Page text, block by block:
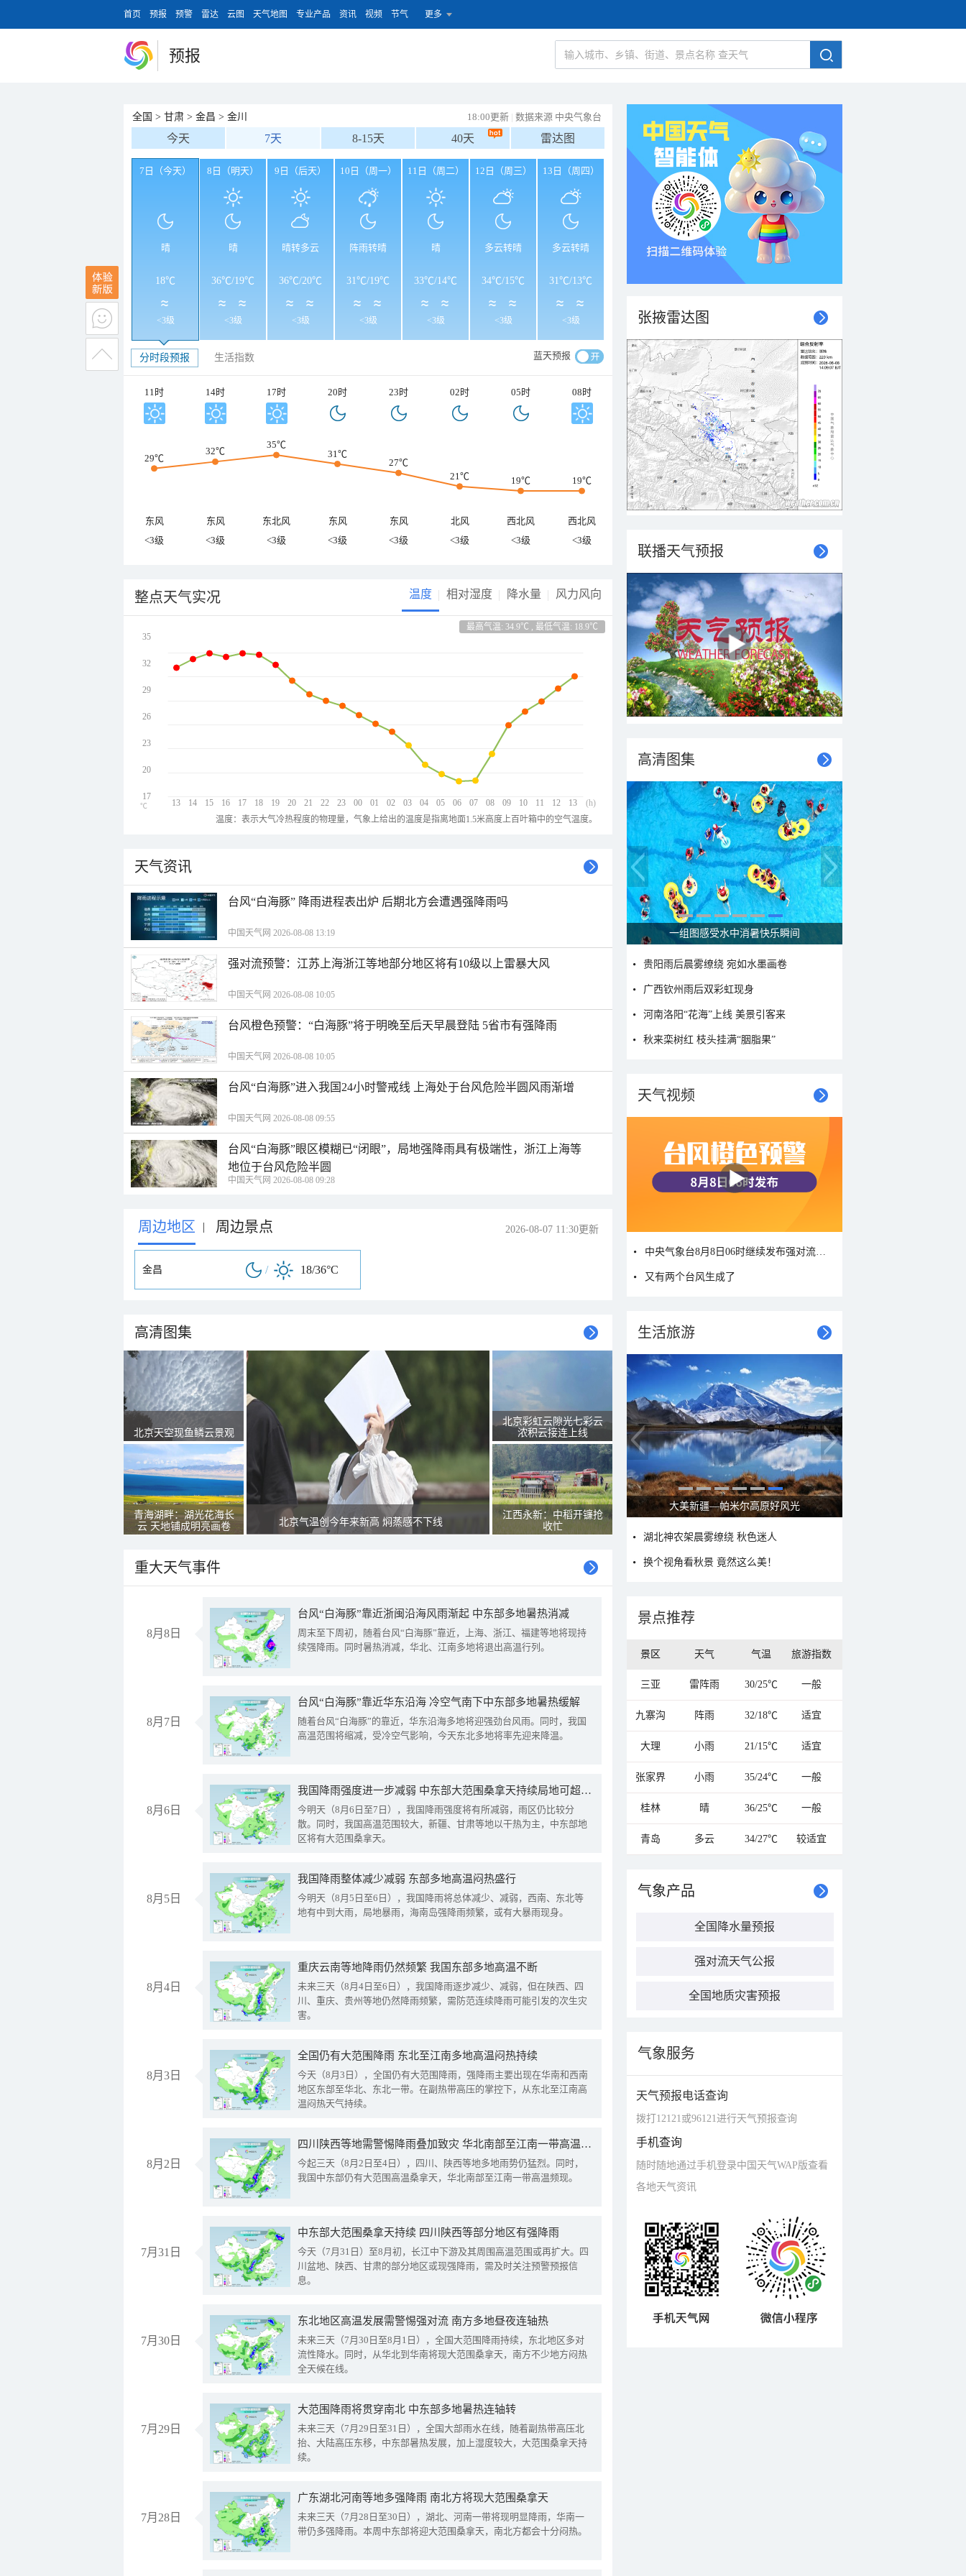
首页 预报 预警 雷达 云图 天气地图 专业产品 资讯 视频 节气 更多
预报
全国 > 甘肃 > 金昌 > 金川 18:00更新 | 数据来源 中央气象台
今天 7天 8-15天 40天 雷达图
7日（今天）
晴
18℃
<3级
8日（明天）
晴
36℃/19℃
<3级
9日（后天）
晴转多云
36℃/20℃
<3级
10日（周一）
阵雨转晴
31℃/19℃
<3级
11日（周二）
晴
33℃/14℃
<3级
12日（周三）
多云转晴
34℃/15℃
<3级
13日（周四）
多云转晴
31℃/13℃
<3级
分时段预报 生活指数 蓝天预报
11时 14时 17时 20时 23时 02时 05时 08时
29℃
32℃
35℃
31℃
27℃
21℃
19℃ 19℃
东风 东风 东北风 东风 东风 北风 西北风
西北风
<3级
<3级 <3级 <3级 <3级 <3级 <3级 <3级
整点天气实况 温度 相对湿度 降水量 风力风向
最高气温: 34.9℃ , 最低气温: 18.9℃
13 14 15 16 17 18 19 20 21 22 23 00 01 02 03 04 05 06 07 08 09 10 11 12 13
35
32
29
26
23
20
17
(h)
℃
温度：表示大气冷热程度的物理量，气象上给出的温度是指离地面1.5米高度上百叶箱中的空气温度。
天气资讯
台风“白海豚” 降雨进程表出炉 后期北方会遭遇强降雨吗
中国天气网 2026-08-08 13:19
强对流预警：江苏上海浙江等地部分地区将有10级以上雷暴大风
中国天气网 2026-08-08 10:05
台风橙色预警：“白海豚”将于明晚至后天早晨登陆 5省市有强降雨
中国天气网 2026-08-08 10:05
台风“白海豚”进入我国24小时警戒线 上海处于台风危险半圆风雨渐增
中国天气网 2026-08-08 09:55
台风“白海豚”眼区模糊已“闭眼”，局地强降雨具有极端性，浙江上海等
地位于台风危险半圆
中国天气网 2026-08-08 09:28
周边地区 | 周边景点 2026-08-07 11:30更新
金昌 / 18/36°C
高清图集
北京天空现鱼鳞云景观
青海湖畔：湖光花海长
云 天地铺成明亮画卷
北京气温创今年来新高 焖蒸感不下线
北京彩虹云隙光七彩云
浓积云接连上线
江西永新：中稻开镰抢
收忙
重大天气事件
8月8日
台风“白海豚”靠近浙闽沿海风雨渐起 中东部多地暑热消减
周末至下周初，随着台风“白海豚”靠近，上海、浙江、福建等地将现持
续强降雨。同时暑热消减，华北、江南多地将退出高温行列。
8月7日
台风“白海豚”靠近华东沿海 冷空气南下中东部多地暑热缓解
随着台风“白海豚”的靠近，华东沿海多地将迎强劲台风雨。同时，我国
高温范围将缩减，受冷空气影响，今天东北多地将率先迎来降温。
8月6日
我国降雨强度进一步减弱 中东部大范围桑拿天持续局地可超38℃
今明天（8月6日至7日），我国降雨强度将有所减弱，雨区仍比较分
散。同时，我国高温范围较大，新疆、甘肃等地以干热为主，中东部地
区将有大范围桑拿天。
8月5日
我国降雨整体减少减弱 东部多地高温闷热盛行
今明天（8月5日至6日），我国降雨将总体减少、减弱，西南、东北等
地有中到大雨，局地暴雨，海南岛强降雨频繁，或有大暴雨现身。
8月4日
重庆云南等地降雨仍然频繁 我国东部多地高温不断
未来三天（8月4日至6日），我国降雨逐步减少、减弱，但在陕西、四
川、重庆、贵州等地仍然降雨频繁，需防范连续降雨可能引发的次生灾
害。
8月3日
全国仍有大范围降雨 东北至江南多地高温闷热持续
今天（8月3日），全国仍有大范围降雨，强降雨主要出现在华南和西南
地区东部至华北、东北一带。在副热带高压的掌控下，从东北至江南高
温闷热天气持续。
8月2日
四川陕西等地需警惕降雨叠加致灾 华北南部至江南一带高温频现
今起三天（8月2日至4日），四川、陕西等地多地雨势仍猛烈。同时，
我国中东部仍有大范围高温桑拿天，华北南部至江南一带高温频现。
7月31日
中东部大范围桑拿天持续 四川陕西等部分地区有强降雨
今天（7月31日）至8月初，长江中下游及其周围高温范围或再扩大。四
川盆地、陕西、甘肃的部分地区或现强降雨，需及时关注预警预报信
息。
7月30日
东北地区高温发展需警惕强对流 南方多地昼夜连轴热
未来三天（7月30日至8月1日），全国大范围降雨持续，东北地区多对
流性降水。同时，从华北到华南将现大范围桑拿天，南方不少地方闷热
全天候在线。
7月29日
大范围降雨将贯穿南北 中东部多地暑热连轴转
未来三天（7月29日至31日），全国大部雨水在线，随着副热带高压北
抬、大陆高压东移，中东部暑热发展，加上湿度较大，大范围桑拿天持
续。
7月28日
广东湖北河南等地多强降雨 南北方将现大范围桑拿天
未来三天（7月28日至30日），湖北、河南一带将现明显降雨，华南一
带仍多强降雨。本周中东部将迎大范围桑拿天，南北方都会十分闷热。
张掖雷达图
联播天气预报
高清图集
一组图感受水中消暑快乐瞬间
贵阳雨后晨雾缭绕 宛如水墨画卷
广西钦州雨后双彩虹现身
河南洛阳“花海”上线 美景引客来
秋来栾树红 枝头挂满“胭脂果”
天气视频
又有两个台风生成了
生活旅游
大美新疆—帕米尔高原好风光
湖北神农架晨雾缭绕 秋色迷人
换个视角看秋景 竟然这么美！
景点推荐
景区 天气 气温 旅游指数
三亚 雷阵雨 30/25℃ 一般
九寨沟 阵雨 32/18℃ 适宜
大理 小雨 21/15℃ 适宜
张家界 小雨 35/24℃ 一般
桂林 晴 36/25℃ 一般
青岛 多云 34/27℃ 较适宜
气象产品
全国降水量预报
强对流天气公报
全国地质灾害预报
气象服务
天气预报电话查询
拨打12121或96121进行天气预报查询
手机查询
随时随地通过手机登录中国天气WAP版查看
各地天气资讯